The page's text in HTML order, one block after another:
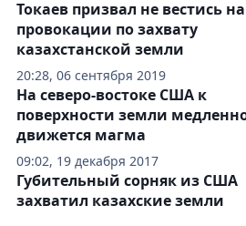
20:28, 06 сентября 2019
Токаев призвал не вестись на
провокации по захвату
казахстанской земли
09:02, 19 декабря 2017
На северо-востоке США к
поверхности земли
движется магма
Губительный сорняк из США
захватил казахские земли